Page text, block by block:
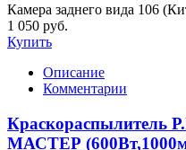
Камера заднего вида 106
1 050 руб.
Купить
Описание
Комментарии
Краскораспылитель
МАСТЕР